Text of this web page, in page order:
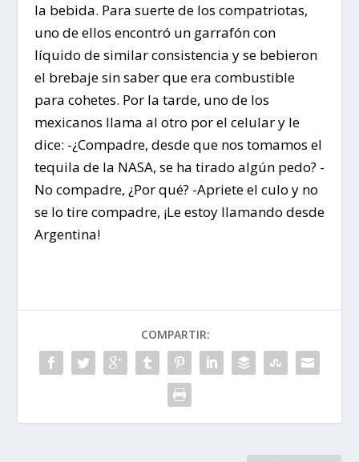
la bebida. Para suerte de los compatriotas,
uno de ellos encontró un garrafón con
líquido de similar consistencia y se bebieron
el brebaje sin saber que era combustible
para cohetes. Por la tarde, uno de los
mexicanos llama al otro por el celular y le
dice: -¿Compadre, desde que nos tomamos el
tequila de la NASA, se ha tirado algún pedo? -
No compadre, ¿Por qué? -Apriete el culo y no
se lo tire compadre, ¡Le estoy llamando desde
Argentina!
COMPARTIR: